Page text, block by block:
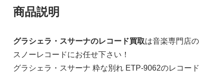
商品説明
グラシェラ・スサーナのレコード買取は音楽専門店の
スノーレコードにお任せ下さい！
グラシェラ・スサーナ 粋な別れ ETP-9062のレコード